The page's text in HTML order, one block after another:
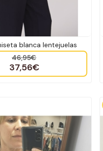
blanca lentejuelas
46,95€
37,56€